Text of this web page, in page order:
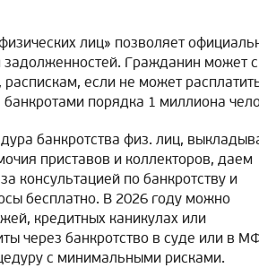
лиц» позволяет
задолженностей. Гражданин может
если не может
порядка 1 миллиона
банкротства физ. лиц,
приставов и коллекторов, даем
консультацией по банкротству и
бесплатно. В 2026 году можно
кредитных каникулах или
через банкротство в суде или в
с минимальными рисками.